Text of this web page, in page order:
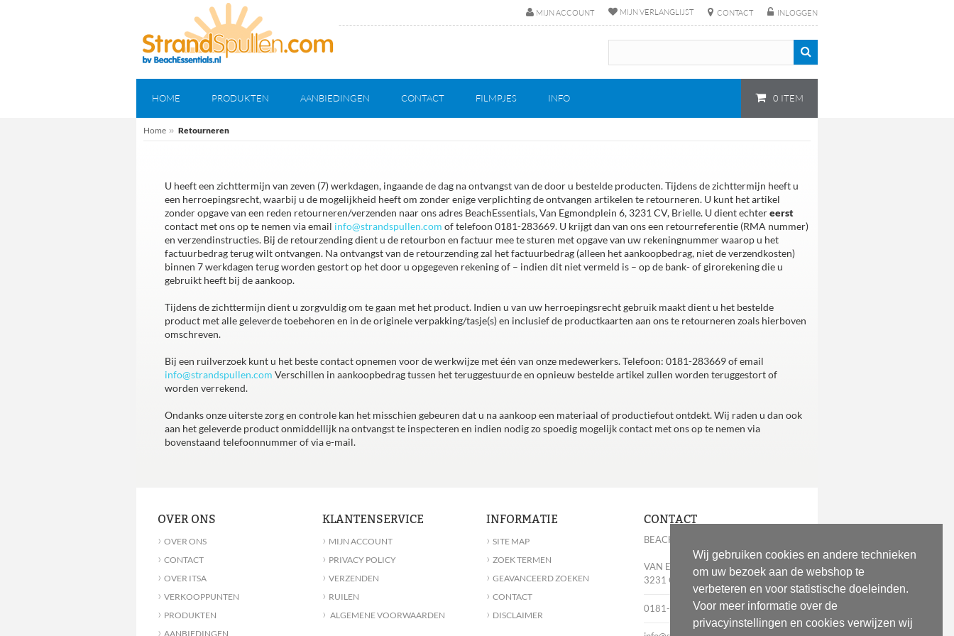
Wij gebruiken cookies en andere technieken
om uw bezoek aan de webshop te
verbeteren en voor statistische doeleinden.
Voor meer informatie over de
privacyinstellingen en cookies verwijzen wij
MIJN ACCOUNT MIJN VERLANGLIJST CONTACT INLOGGEN
0 ITEM
HOME PRODUKTEN AANBIEDINGEN CONTACT FILMPJES INFO
Home » Retourneren
U heeft een zichttermijn van zeven (7) werkdagen, ingaande de dag na ontvangst van de door u bestelde producten. Tijdens de zichttermijn heeft u
een herroepingsrecht, waarbij u de mogelijkheid heeft om zonder enige verplichting de ontvangen artikelen te retourneren. U kunt het artikel
zonder opgave van een reden retourneren/verzenden naar ons adres BeachEssentials, Van Egmondplein 6, 3231 CV, Brielle. U dient echtereerst
contact met ons op te nemen via email info@strandspullen.com of telefoon 0181-283669. U krijgt dan van ons een retourreferentie (RMA nummer)
en verzendinstructies. Bij de retourzending dient u de retourbon en factuur mee te sturen met opgave van uw rekeningnummer waarop u het
factuurbedrag terug wilt ontvangen. Na ontvangst van de retourzending zal het factuurbedrag (alleen het aankoopbedrag, niet de verzendkosten)
binnen 7 werkdagen terug worden gestort op het door u opgegeven rekening of – indien dit niet vermeld is – op de bank- of girorekening die u
gebruikt heeft bij de aankoop.
Tijdens de zichttermijn dient u zorgvuldig om te gaan met het product. Indien u van uw herroepingsrecht gebruik maakt dient u het bestelde
product met alle geleverde toebehoren en in de originele verpakking/tasje(s) en inclusief de productkaarten aan ons te retourneren zoals hierboven
omschreven.
Bij een ruilverzoek kunt u het beste contact opnemen voor de werkwijze met één van onze medewerkers. Telefoon: 0181-283669 of email
info@strandspullen.com Verschillen in aankoopbedrag tussen het teruggestuurde en opnieuw bestelde artikel zullen worden teruggestort of
worden verrekend.
Ondanks onze uiterste zorg en controle kan het misschien gebeuren dat u na aankoop een materiaal of productiefout ontdekt. Wij raden u dan ook
aan het geleverde product onmiddellijk na ontvangst te inspecteren en indien nodig zo spoedig mogelijk contact met ons op te nemen via
bovenstaand telefoonnummer of via e-mail.
OVER ONS
› OVER ONS
› CONTACT
› OVER ITSA
› VERKOOPPUNTEN
› PRODUKTEN
› AANBIEDINGEN
KLANTENSERVICE
› MIJN ACCOUNT
› PRIVACY POLICY
› VERZENDEN
› RUILEN
› ALGEMENE VOORWAARDEN
INFORMATIE
› SITE MAP
› ZOEK TERMEN
› GEAVANCEERD ZOEKEN
› CONTACT
› DISCLAIMER
CONTACT
BEACHESSENTIALS
VAN EGMONDPLEIN 6
3231 CV BRIELLE
0181-283669